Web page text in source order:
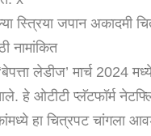
स्त्रिया जपान अकादमी
नामांकित
लेडीज’ मार्च 2024
हे ओटीटी प्लॅटफॉर्म
हा चित्रपट चांगला